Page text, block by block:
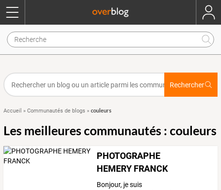
Rechercher
Accueil » Communautés de blogs » couleurs
Les meilleures communautés : couleurs
PHOTOGRAPHE
HEMERY FRANCK
Bonjour, je suis